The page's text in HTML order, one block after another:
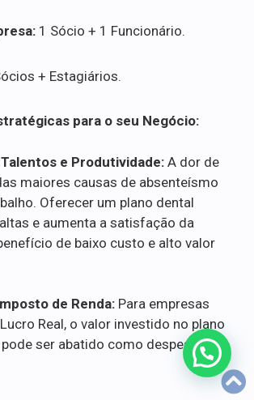
1 Sócio + 1 Funcionário.
+ Estagiários.
para o seu Negócio:
e Produtividade: A dor de
maiores causas de absenteísmo
Oferecer um plano dental
e aumenta a satisfação da
de baixo custo e alto valor
de Renda: Para empresas
Real, o valor investido no plano
ser abatido como despesa